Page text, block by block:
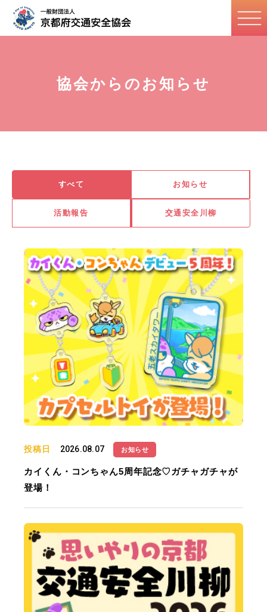
協会からのお知らせ
すべて お知らせ
活動報告 交通安全川柳
投稿日 2026.08.07 お知らせ
カイくん・コンちゃん5周年記念♡ガチャガチャが
登場！